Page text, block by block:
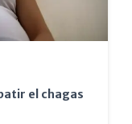
el chagas